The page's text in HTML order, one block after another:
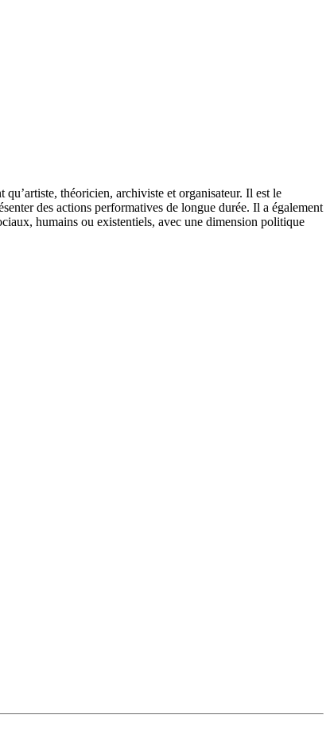
qu’artiste, théoricien, archiviste et organisateur. Il est le
des actions performatives de longue durée. Il a également
humains ou existentiels, avec une dimension politique